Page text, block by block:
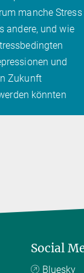
manche Stress
andere, und wie
und
Zukunft
könnten
Social
Bluesky